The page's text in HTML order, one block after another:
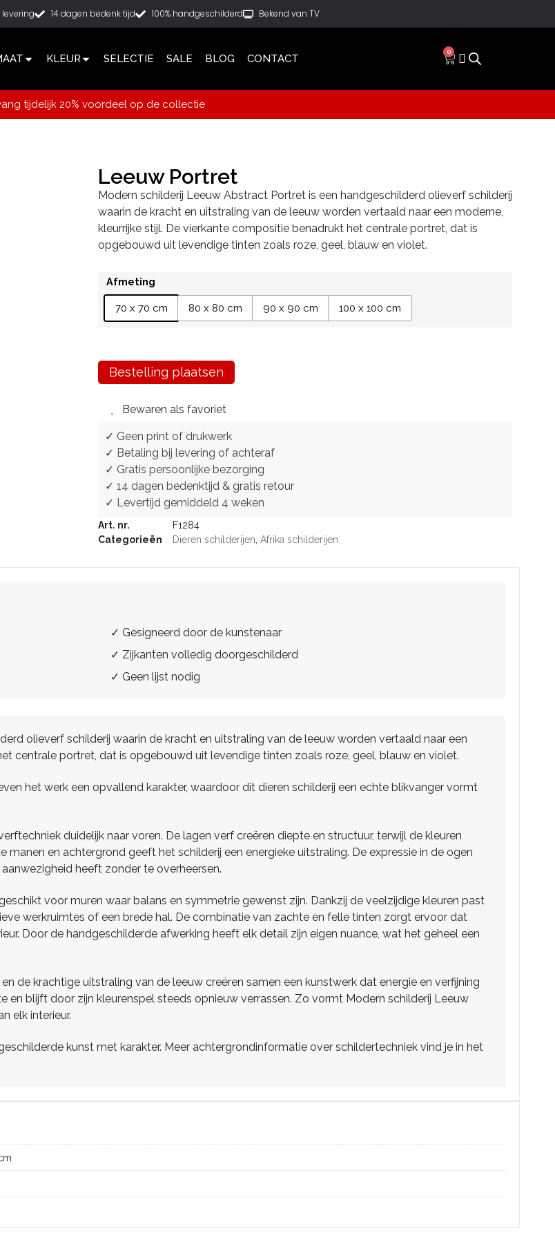
14 dagen bedenk tijd 100% handgeschilderd Bekend van TV
KLEUR SELECTIE SALE BLOG CONTACT
0
tijdelijk 20% voordeel op de collectie
Leeuw Portret
Modern schilderij Leeuw Abstract Portret is een handgeschilderd olieverf schilderij
waarin de kracht en uitstraling van de leeuw worden vertaald naar een moderne,
kleurrijke stijl. De vierkante compositie benadrukt het centrale portret, dat is
opgebouwd uit levendige tinten zoals roze, geel, blauw en violet.
Afmeting
70 x 70 cm 80 x 80 cm 90 x 90 cm 100 x 100 cm
Bestelling plaatsen
Bewaren als favoriet
✓ Geen print of drukwerk
✓ Betaling bij levering of achteraf
✓ Gratis persoonlijke bezorging
✓ 14 dagen bedenktijd & gratis retour
✓ Levertijd gemiddeld 4 weken
Art. nr.
F1284
Categorieën
Dieren schilderijen Afrika schilderijen
✓ Gesigneerd door de kunstenaar
✓ Zijkanten volledig doorgeschilderd
✓ Geen lijst nodig
olieverf schilderij waarin de kracht en uitstraling van de leeuw worden vertaald naar een
centrale portret, dat is opgebouwd uit levendige tinten zoals roze, geel, blauw en violet.
het werk een opvallend karakter, waardoor dit dieren schilderij een echte blikvanger vormt
duidelijk naar voren. De lagen verf creëren diepte en structuur, terwijl de kleuren
en achtergrond geeft het schilderij een energieke uitstraling. De expressie in de ogen
heeft zonder te overheersen.
voor muren waar balans en symmetrie gewenst zijn. Dankzij de veelzijdige kleuren past
werkruimtes of een brede hal. De combinatie van zachte en felle tinten zorgt ervoor dat
Door de handgeschilderde afwerking heeft elk detail zijn eigen nuance, wat het geheel een
de krachtige uitstraling van de leeuw creëren samen een kunstwerk dat energie en verfijning
en blijft door zijn kleurenspel steeds opnieuw verrassen. Zo vormt Modern schilderij Leeuw
elk interieur.
kunst met karakter. Meer achtergrondinformatie over schildertechniek vind je in het